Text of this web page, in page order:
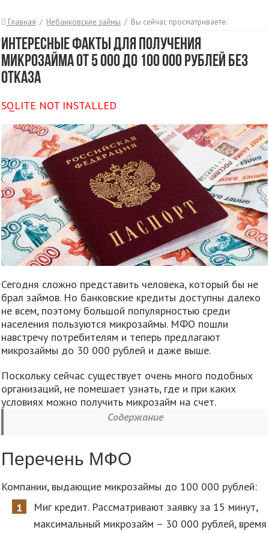
Главная / Небанковские займы / Вы сейчас просматриваете:
Интересные факты для получения
микрозайма от 5 000 до 100 000 рублей без
отказа
SQLITE NOT INSTALLED
Сегодня сложно представить человека, который бы не
брал займов. Но банковские кредиты доступны далеко
не всем, поэтому большой популярностью среди
населения пользуются микрозаймы. МФО пошли
навстречу потребителям и теперь предлагают
микрозаймы до 30 000 рублей и даже выше.
Поскольку сейчас существует очень много подобных
организаций, не помешает узнать, где и при каких
условиях можно получить микрозайм на счет.
Содержание
Перечень МФО
Компании, выдающие микрозаймы до 100 000 рублей:
Миг кредит. Рассматривают заявку за 15 минут,
максимальный микрозайм – 30 000 рублей, время